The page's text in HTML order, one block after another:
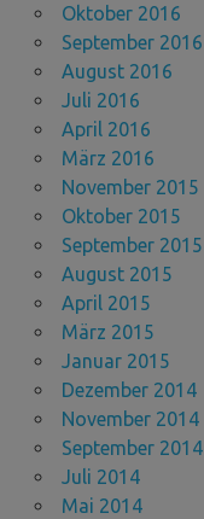
Oktober 2016
September 2016
August 2016
Juli 2016
April 2016
März 2016
November 2015
Oktober 2015
September 2015
August 2015
April 2015
März 2015
Januar 2015
Dezember 2014
November 2014
September 2014
Juli 2014
Mai 2014